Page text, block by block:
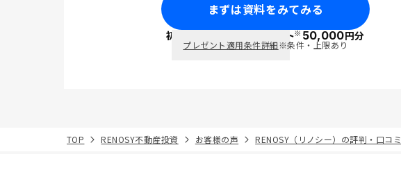
まずは資料をみてみる
初回面談で ポイント※50,000円分
プレゼント適用条件詳細※条件・上限あり
TOP RENOSY不動産投資 お客様の声 RENOSY（リノシー）の評判・口コミ